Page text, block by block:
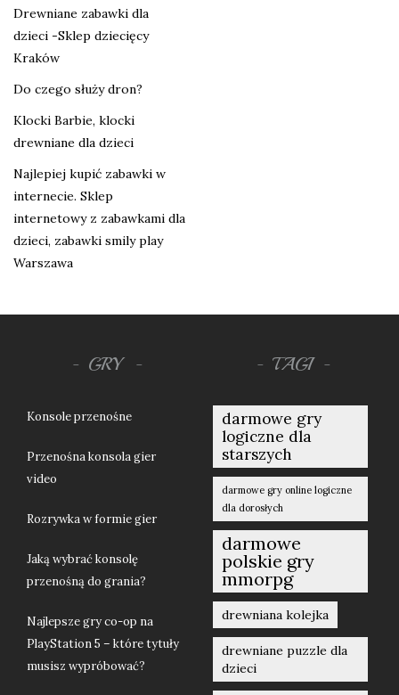
Drewniane zabawki dla
dzieci -Sklep dziecięcy
Kraków
Do czego służy dron?
Klocki Barbie, klocki
drewniane dla dzieci
Najlepiej kupić zabawki w
internecie. Sklep
internetowy z zabawkami dla
dzieci, zabawki smily play
Warszawa
GRY
Konsole przenośne
Przenośna konsola gier
video
Rozrywka w formie gier
Jaką wybrać konsolę
przenośną do grania?
Najlepsze gry co-op na
PlayStation 5 – które tytuły
musisz wypróbować?
TAGI
darmowe gry
logiczne dla
starszych
darmowe gry online logiczne
dla dorosłych
darmowe
polskie gry
mmorpg
drewniana kolejka
drewniane puzzle dla
dzieci